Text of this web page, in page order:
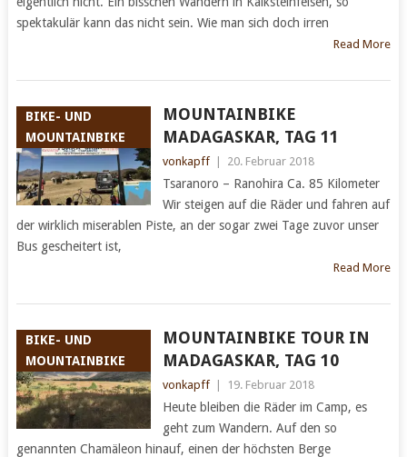
spektakulär kann das nicht sein. Wie man sich doch irren
Read More
BIKE- UND
MOUNTAINBIKE
MOUNTAINBIKE
MADAGASKAR, TAG 11
vonkapff 20. Februar 2018
Tsaranoro – Ranohira Ca. 85 Kilometer
Wir steigen auf die Räder und fahren auf
der wirklich miserablen Piste, an der sogar zwei Tage zuvor unser
Bus gescheitert ist,
Read More
BIKE- UND
MOUNTAINBIKE
MOUNTAINBIKE TOUR IN
MADAGASKAR, TAG 10
vonkapff 19. Februar 2018
Heute bleiben die Räder im Camp, es
geht zum Wandern. Auf den so
genannten Chamäleon hinauf, einen der höchsten Berge